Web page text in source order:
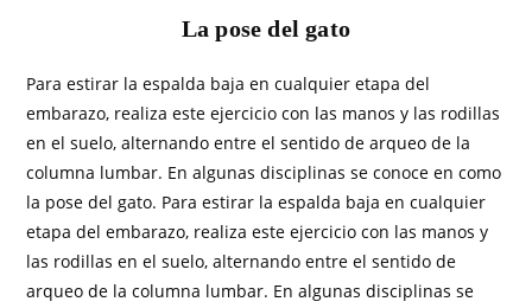
La pose del gato
Para estirar la espalda baja en cualquier etapa del
embarazo, realiza este ejercicio con las manos y las rodillas
en el suelo, alternando entre el sentido de arqueo de la
columna lumbar. En algunas disciplinas se conoce en como
la pose del gato. Para estirar la espalda baja en cualquier
etapa del embarazo, realiza este ejercicio con las manos y
las rodillas en el suelo, alternando entre el sentido de
arqueo de la columna lumbar. En algunas disciplinas se